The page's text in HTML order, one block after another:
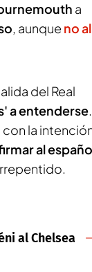
a
, aunque no al
del Real
a entenderse.
con la
al
al Chelsea